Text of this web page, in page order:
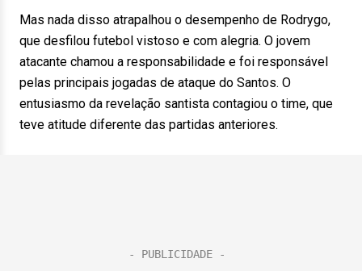
Mas nada disso atrapalhou o desempenho de Rodrygo,
que desfilou futebol vistoso e com alegria. O jovem
atacante chamou a responsabilidade e foi responsável
pelas principais jogadas de ataque do Santos. O
entusiasmo da revelação santista contagiou o time, que
teve atitude diferente das partidas anteriores.